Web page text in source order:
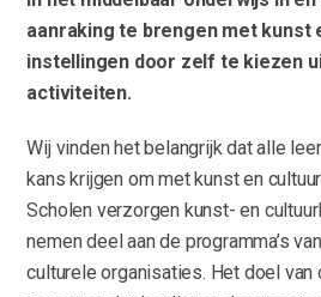
aanraking te brengen met kunst
instellingen door zelf te kiezen
activiteiten.
Wij vinden het belangrijk dat alle
kans krijgen om met kunst en
Scholen verzorgen kunst- en
nemen deel aan de programma’s
culturele organisaties. Het doel van